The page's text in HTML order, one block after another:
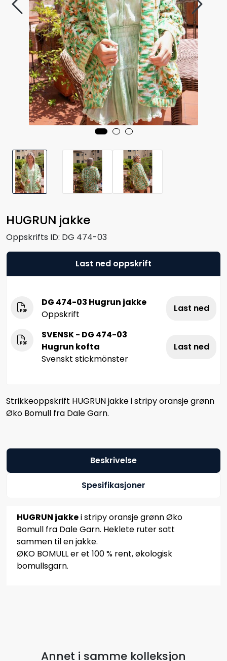
HUGRUN jakke
Oppskrifts ID: DG 474-03
Last ned oppskrift
DG 474-03 Hugrun jakke
Oppskrift
Last ned
SVENSK - DG 474-03
Hugrun kofta
Svenskt stickmönster
Last ned
Strikkeoppskrift HUGRUN jakke i stripy oransje grønn
Øko Bomull fra Dale Garn.
Beskrivelse
Spesifikasjoner
HUGRUN jakkei stripy oransje grønn Øko
Bomull fra Dale Garn. Heklete ruter satt
sammen til en jakke.
ØKO BOMULL er et 100 % rent, økologisk
bomullsgarn.
Annet i samme kolleksjon